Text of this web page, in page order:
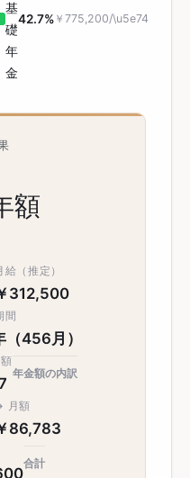
基
礎
年
金
42.7% ￥775,200/\u5e74
額
給（推定）
312,500
間
（456月）
年金額の内訳
月額
86,783
合計